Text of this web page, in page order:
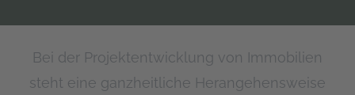
Bei der Projektentwicklung von Immobilien
steht eine ganzheitliche Herangehensweise